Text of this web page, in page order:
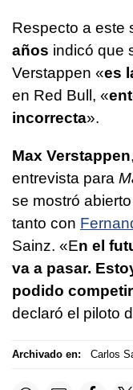
Respecto a este
años indicó que
Verstappen «es
en Red Bull, «
incorrecta».
Max Verstappen
entrevista para
se mostró
tanto con
Sainz. «En el
va a pasar.
podido
declaró el piloto
Archivado en: Carlos